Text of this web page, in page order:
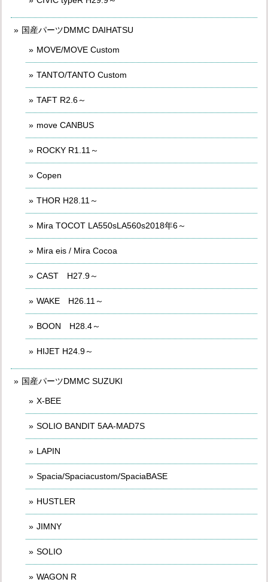
国産パーツDMMC DAIHATSU
MOVE/MOVE Custom
TANTO/TANTO Custom
TAFT R2.6～
move CANBUS
ROCKY R1.11～
Copen
THOR H28.11～
Mira TOCOT LA550sLA560s2018年6～
Mira eis / Mira Cocoa
CAST H27.9～
WAKE H26.11～
BOON H28.4～
HIJET H24.9～
国産パーツDMMC SUZUKI
X-BEE
SOLIO BANDIT 5AA-MAD7S
LAPIN
Spacia/Spaciacustom/SpaciaBASE
HUSTLER
JIMNY
SOLIO
WAGON R